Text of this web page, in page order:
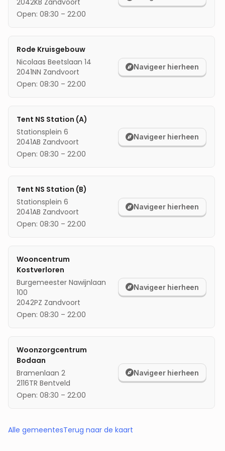
2042KB Zandvoort
Open: 08:30 – 22:00
Rode Kruisgebouw
Nicolaas Beetslaan 14
2041NN Zandvoort
Open: 08:30 – 22:00
Navigeer hierheen
Tent NS Station (A)
Stationsplein 6
2041AB Zandvoort
Open: 08:30 – 22:00
Navigeer hierheen
Tent NS Station (B)
Stationsplein 6
2041AB Zandvoort
Open: 08:30 – 22:00
Navigeer hierheen
Wooncentrum
Kostverloren
Burgemeester Nawijnlaan
100
2042PZ Zandvoort
Open: 08:30 – 22:00
Navigeer hierheen
Woonzorgcentrum
Bodaan
Bramenlaan 2
2116TR Bentveld
Open: 08:30 – 22:00
Navigeer hierheen
Alle gemeentesTerug naar de kaart
locatie